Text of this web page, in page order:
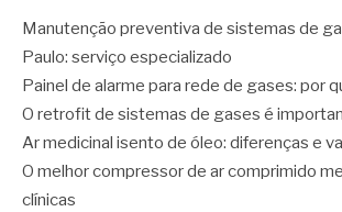
Manutenção preventiva de sistemas de
Paulo: serviço especializado
Painel de alarme para rede de gases: por
O retrofit de sistemas de gases é
Ar medicinal isento de óleo: diferenças e
O melhor compressor de ar comprimido
clínicas